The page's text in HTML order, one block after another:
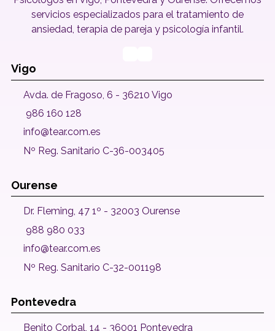
servicios especializados para el tratamiento de
ansiedad, terapia de pareja y psicología infantil.
Vigo
Avda. de Fragoso, 6 - 36210 Vigo
986 160 128
info@tear.com.es
Nº Reg. Sanitario C-36-003405
Ourense
Dr. Fleming, 47 1º - 32003 Ourense
988 980 033
info@tear.com.es
Nº Reg. Sanitario C-32-001198
Pontevedra
Benito Corbal, 14 - 36001 Pontevedra